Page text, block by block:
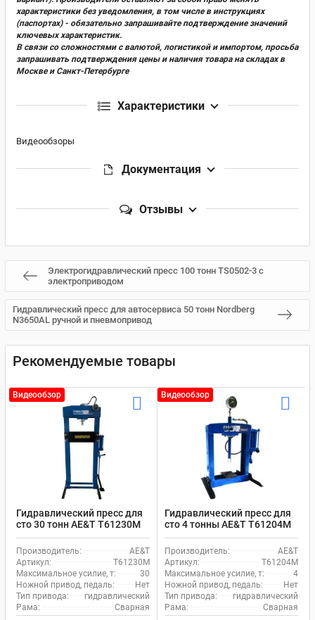
характеристики без уведомления, в том числе в инструкциях
(паспортах) - обязательно запрашивайте подтверждение значений
ключевых характеристик.
В связи со сложностями с валютой, логистикой и импортом, просьба
запрашивать подтверждения цены и наличия товара на складах в
Москве и Санкт-Петербурге
Характеристики
Видеообзоры
Документация
Отзывы
Электрогидравлический пресс 100 тонн TS0502-3 с
электроприводом
Гидравлический пресс для автосервиса 50 тонн Nordberg
N3650AL ручной и пневмопривод
Рекомендуемые товары
Видеообзор
Гидравлический пресс для
сто 30 тонн AE&T T61230M
ручной и ножной привод
Производитель:
AE&T
Артикул:
T61230M
Максимальное усилие, т:
30
Ножной привод, педаль:
Нет
Тип привода:
гидравлический
Рама:
Сварная
Видеообзор
Гидравлический пресс для
сто 4 тонны AE&T T61204M
ручной привод
Производитель:
AE&T
Артикул:
T61204M
Максимальное усилие, т:
4
Ножной привод, педаль:
Нет
Тип привода:
гидравлический
Рама:
Сварная